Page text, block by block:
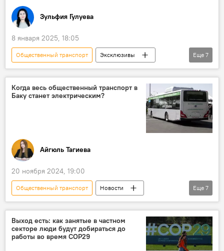
Зульфия Гулуева
8 января 2025, 18:05
Общественный транспорт
Эксклюзивы
Азербайджан
Общество
Учитель
Льготы
скидочные карты
Студент
Еще 7
Когда весь общественный транспорт в
Баку станет электрическим?
Айгюль Тагиева
20 ноября 2024, 19:00
Общественный транспорт
Новости
Азербайджан
Казахстан
29-я сессия Конференции сторон Рамочной конвенции ООН по изменению климата
Автобус
Электромобиль
Экология
Еще 7
Выход есть: как занятые в частном
секторе люди будут добираться до
работы во время COP29